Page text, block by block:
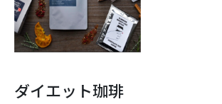
ダイエット珈琲